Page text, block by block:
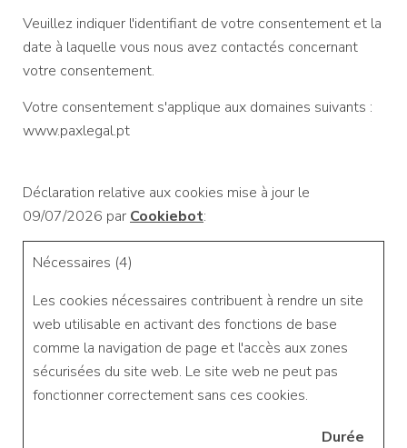
Veuillez indiquer l'identifiant de votre consentement et la
date à laquelle vous nous avez contactés concernant
votre consentement.
Votre consentement s'applique aux domaines suivants :
www.paxlegal.pt
Déclaration relative aux cookies mise à jour le
09/07/2026 par Cookiebot:
Nécessaires (4)
Les cookies nécessaires contribuent à rendre un site
web utilisable en activant des fonctions de base
comme la navigation de page et l'accès aux zones
sécurisées du site web. Le site web ne peut pas
fonctionner correctement sans ces cookies.
Durée